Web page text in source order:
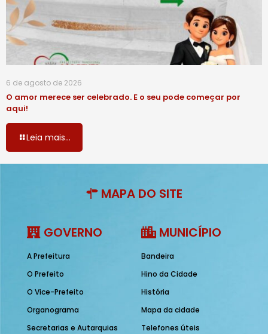
6 de agosto de 2026
O amor merece ser celebrado. E o seu pode começar por
aqui!
Leia mais...
MAPA DO SITE
GOVERNO
A Prefeitura
O Prefeito
O Vice-Prefeito
Organograma
Secretarias e Autarquias
MUNICÍPIO
Bandeira
Hino da Cidade
História
Mapa da cidade
Telefones úteis